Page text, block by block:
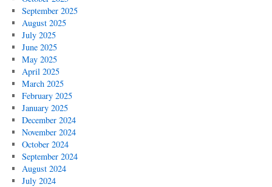
September 2025
August 2025
July 2025
June 2025
May 2025
April 2025
March 2025
February 2025
January 2025
December 2024
November 2024
October 2024
September 2024
August 2024
July 2024